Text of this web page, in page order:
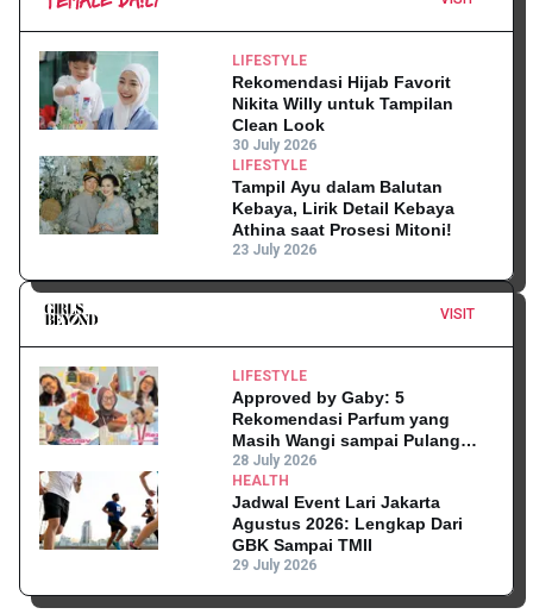
LIFESTYLE
Rekomendasi Hijab Favorit
Nikita Willy untuk Tampilan
Clean Look
30 July 2026
LIFESTYLE
Tampil Ayu dalam Balutan
Kebaya, Lirik Detail Kebaya
Athina saat Prosesi Mitoni!
23 July 2026
VISIT
LIFESTYLE
Approved by Gaby: 5
Rekomendasi Parfum yang
Masih Wangi sampai Pulang
Kantor
28 July 2026
HEALTH
Jadwal Event Lari Jakarta
Agustus 2026: Lengkap Dari
GBK Sampai TMII
29 July 2026